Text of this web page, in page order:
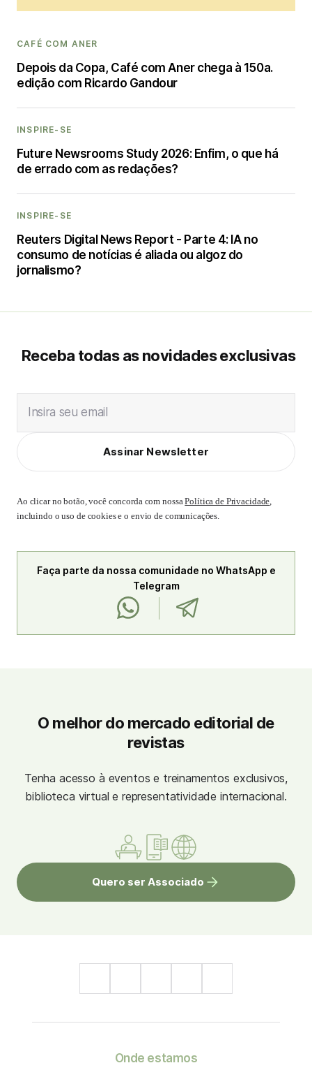
CAFÉ COM ANER
Depois da Copa, Café com Aner chega à 150a.
edição com Ricardo Gandour
INSPIRE-SE
Future Newsrooms Study 2026: Enfim, o que há
de errado com as redações?
INSPIRE-SE
Reuters Digital News Report - Parte 4: IA no
consumo de notícias é aliada ou algoz do
jornalismo?
Receba todas as novidades exclusivas
Insira seu email
Assinar Newsletter
Ao clicar no botão, você concorda com nossaPolítica de Privacidade,
incluindo o uso de cookies e o envio de comunicações.
Faça parte da nossa comunidade no WhatsApp e
Telegram
O melhor do mercado editorial de
revistas
Tenha acesso à eventos e treinamentos exclusivos,
biblioteca virtual e representatividade internacional.
Quero ser Associado
Onde estamos